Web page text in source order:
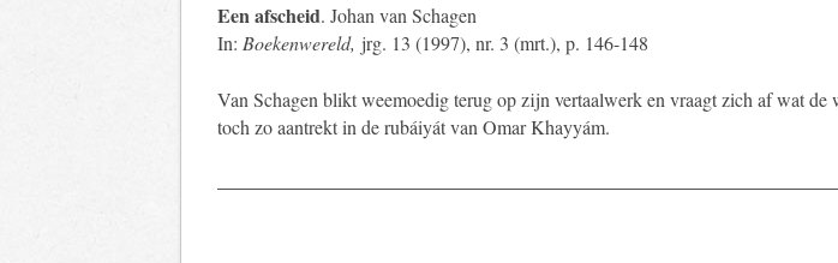
Een afscheid. Johan van Schagen
In: Boekenwereld, jrg. 13 (1997), nr. 3 (mrt.), p. 146-148
Van Schagen blikt weemoedig terug op zijn vertaalwerk en vraagt zich af wat de
toch zo aantrekt in de rubáiyát van Omar Khayyám.